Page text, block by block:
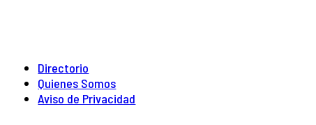
Directorio
Quienes Somos
Aviso de Privacidad